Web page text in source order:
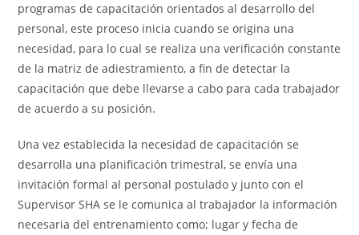
programas de capacitación orientados al desarrollo del
personal, este proceso inicia cuando se origina una
necesidad, para lo cual se realiza una verificación constante
de la matriz de adiestramiento, a fin de detectar la
capacitación que debe llevarse a cabo para cada trabajador
de acuerdo a su posición.
Una vez establecida la necesidad de capacitación se
desarrolla una planificación trimestral, se envía una
invitación formal al personal postulado y junto con el
Supervisor SHA se le comunica al trabajador la información
necesaria del entrenamiento como; lugar y fecha de